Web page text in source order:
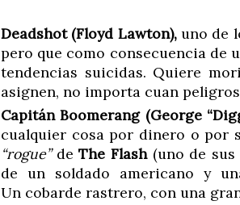
Deadshot (Floyd Lawton),uno de
pero que como consecuencia de
tendencias suicidas. Quiere
asignen, no importa cuan
Capitán Boomerang (George
cualquier cosa por dinero o por
“rogue”deThe Flash(uno de sus
de un soldado americano y
Un cobarde rastrero, con una